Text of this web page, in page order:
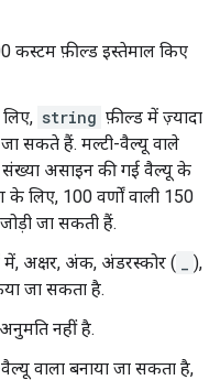
कस्टम फ़ील्ड इस्तेमाल किए
string फ़ील्ड में ज़्यादा
सकते हैं. मल्टी-वैल्यू वाले
असाइन की गई वैल्यू के
के लिए, 100 वर्णों वाली 150
जा सकती हैं.
अक्षर, अंक, अंडरस्कोर (
),
जा सकता है.
नहीं है.
वाला बनाया जा सकता है,